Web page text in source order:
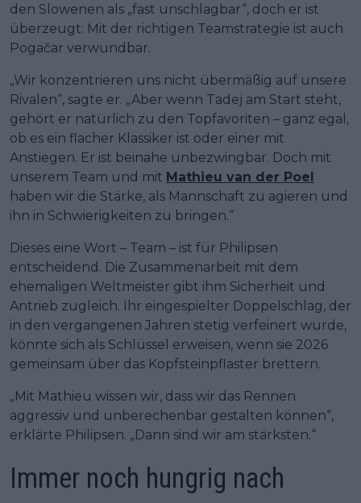
den Slowenen als „fast unschlagbar“, doch er ist
überzeugt: Mit der richtigen Teamstrategie ist auch
Pogačar verwundbar.
„Wir konzentrieren uns nicht übermäßig auf unsere
Rivalen“, sagte er. „Aber wenn Tadej am Start steht,
gehört er natürlich zu den Topfavoriten – ganz egal,
ob es ein flacher Klassiker ist oder einer mit
Anstiegen. Er ist beinahe unbezwingbar. Doch mit
unserem Team und mit Mathieu van der Poel
haben wir die Stärke, als Mannschaft zu agieren und
ihn in Schwierigkeiten zu bringen.“
Dieses eine Wort – Team – ist für Philipsen
entscheidend. Die Zusammenarbeit mit dem
ehemaligen Weltmeister gibt ihm Sicherheit und
Antrieb zugleich. Ihr eingespielter Doppelschlag, der
in den vergangenen Jahren stetig verfeinert wurde,
könnte sich als Schlüssel erweisen, wenn sie 2026
gemeinsam über das Kopfsteinpflaster brettern.
„Mit Mathieu wissen wir, dass wir das Rennen
aggressiv und unberechenbar gestalten können“,
erklärte Philipsen. „Dann sind wir am stärksten.“
Immer noch hungrig nach